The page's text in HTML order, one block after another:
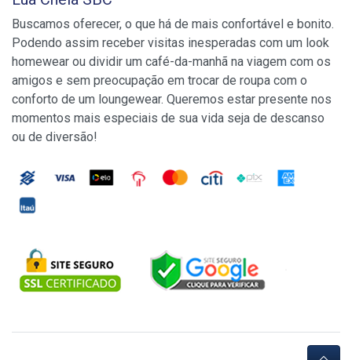
Buscamos oferecer, o que há de mais confortável e bonito.
Podendo assim receber visitas inesperadas com um look
homewear ou dividir um café-da-manhã na viagem com os
amigos e sem preocupação em trocar de roupa com o
conforto de um loungewear. Queremos estar presente nos
momentos mais especiais de sua vida seja de descanso
ou de diversão!